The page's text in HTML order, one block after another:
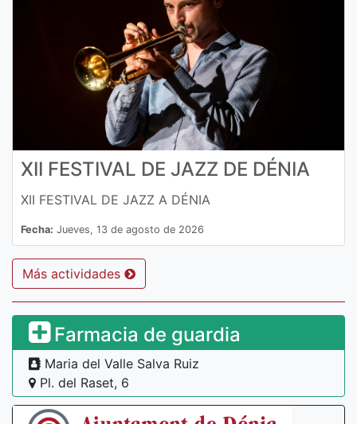
XII FESTIVAL DE JAZZ DE DÉNIA
XII FESTIVAL DE JAZZ A DÉNIA
Fecha: Jueves, 13 de agosto de 2026
Más actividades
Farmacia de guardia
Maria del Valle Salva Ruiz
Pl. del Raset, 6